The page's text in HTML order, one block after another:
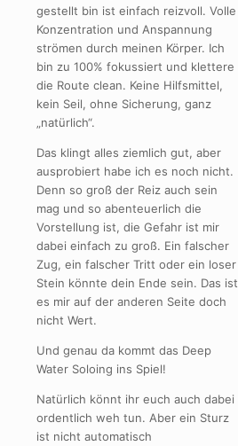
gestellt bin ist einfach reizvoll. Volle
Konzentration und Anspannung
strömen durch meinen Körper. Ich
bin zu 100% fokussiert und klettere
die Route clean. Keine Hilfsmittel,
kein Seil, ohne Sicherung, ganz
„natürlich“.
Das klingt alles ziemlich gut, aber
ausprobiert habe ich es noch nicht.
Denn so groß der Reiz auch sein
mag und so abenteuerlich die
Vorstellung ist, die Gefahr ist mir
dabei einfach zu groß. Ein falscher
Zug, ein falscher Tritt oder ein loser
Stein könnte dein Ende sein. Das ist
es mir auf der anderen Seite doch
nicht Wert.
Und genau da kommt das Deep
Water Soloing ins Spiel!
Natürlich könnt ihr euch auch dabei
ordentlich weh tun. Aber ein Sturz
ist nicht automatisch